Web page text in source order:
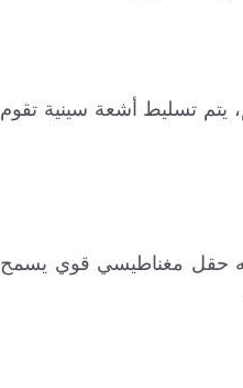
يتم تسليط أشعة سينية تقوم
حقل مغناطيسي قوي يسمح